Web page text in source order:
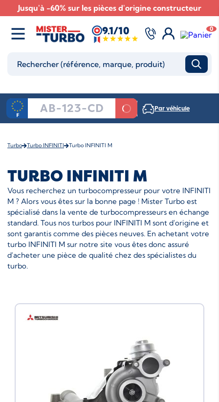
Jusqu'à -60% sur les pièces d'origine constructeur
9.1/10 0
Par véhicule
Turbo Turbo INFINITI Turbo INFINITI M
TURBO INFINITI M
Vous recherchez un turbocompresseur pour votre INFINITI
M ? Alors vous êtes sur la bonne page ! Mister Turbo est
spécialisé dans la vente de turbocompresseurs en échange
standard. Tous nos turbos pour INFINITI M sont d'origine et
sont garantis comme des pièces neuves. En achetant votre
turbo INFINITI M sur notre site vous êtes donc assuré
d'acheter une pièce de qualité chez des spécialistes du
turbo.